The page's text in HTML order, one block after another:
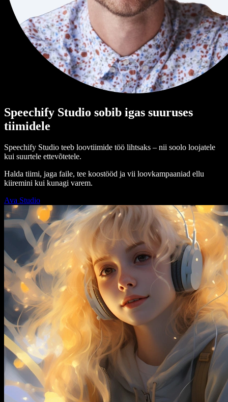
Speechify Studio sobib igas suuruses
tiimidele
Speechify Studio teeb loovtiimide töö lihtsaks – nii soolo loojatele
kui suurtele ettevõtetele.
Halda tiimi, jaga faile, tee koostööd ja vii loovkampaaniad ellu
kiiremini kui kunagi varem.
Ava Studio